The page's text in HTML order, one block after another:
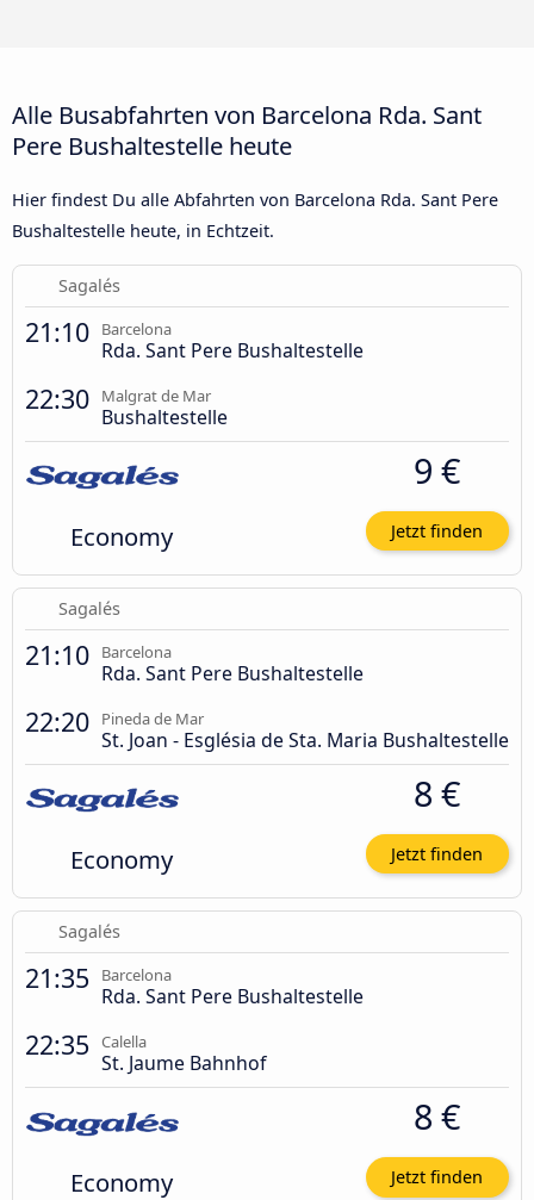
Alle Busabfahrten von Barcelona Rda. Sant
Pere Bushaltestelle heute
Hier findest Du alle Abfahrten von Barcelona Rda. Sant Pere
Bushaltestelle heute, in Echtzeit.
Sagalés
21:10 Barcelona
Rda. Sant Pere Bushaltestelle
22:30 Malgrat de Mar
Bushaltestelle
Economy
9 €
Jetzt finden
Sagalés
21:10 Barcelona
Rda. Sant Pere Bushaltestelle
22:20 Pineda de Mar
St. Joan - Església de Sta. Maria Bushaltestelle
Economy
8 €
Jetzt finden
Sagalés
21:35 Barcelona
Rda. Sant Pere Bushaltestelle
22:35 Calella
St. Jaume Bahnhof
Economy
8 €
Jetzt finden